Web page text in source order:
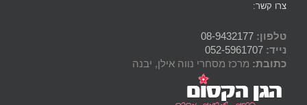
צרו קשר:
טלפון: 08-9432177
נייד: 052-5961707
כתובת: מרכז מסחרי נווה אילן, יבנה